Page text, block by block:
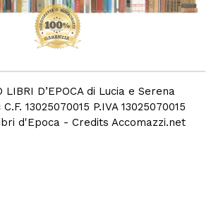
LIBRI D’EPOCA di Lucia e Serena
13025070015 P.IVA 13025070015
d'Epoca - Credits Accomazzi.net